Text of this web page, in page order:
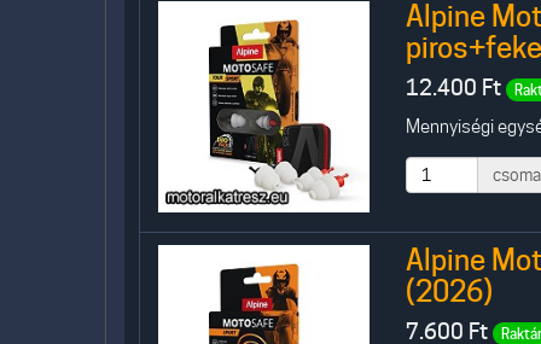
Alpine
12.400 Ft
Mennyiségi
Alpine
(2026)
7.600 Ft